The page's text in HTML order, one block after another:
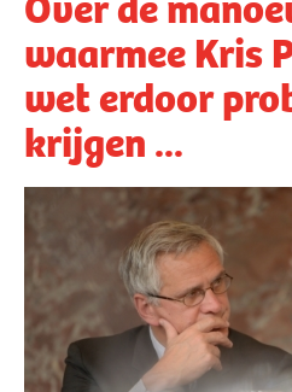
waarmee Kris
wet erdoor
krijgen ...